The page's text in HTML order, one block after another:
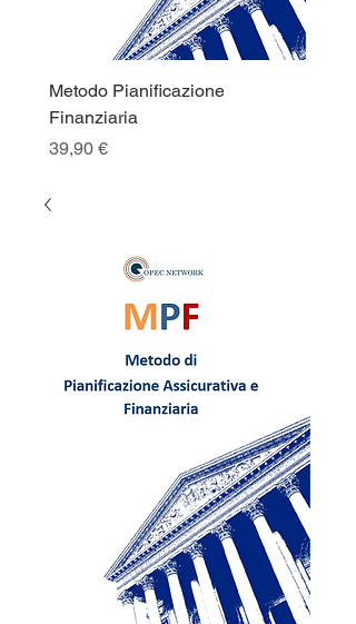
Metodo Pianificazione
Finanziaria
Prezzo
39,90 €